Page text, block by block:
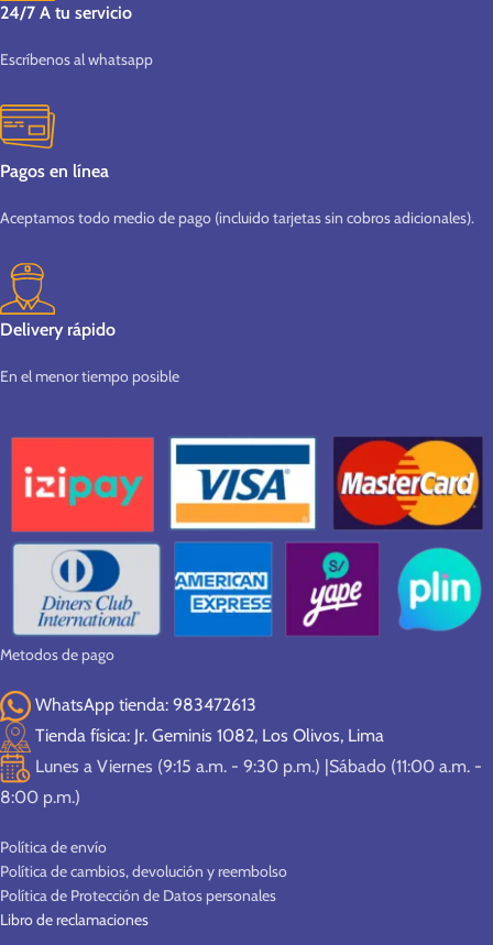
24/7 A tu servicio
Escríbenos al whatsapp
Pagos en línea
Aceptamos todo medio de pago (incluido tarjetas sin cobros adicionales).
Delivery rápido
En el menor tiempo posible
Metodos de pago
WhatsApp tienda: 983472613
Tienda física: Jr. Geminis 1082, Los Olivos, Lima
Lunes a Viernes (9:15 a.m. - 9:30 p.m.) |Sábado (11:00 a.m. -
8:00 p.m.)
Política de envío
Política de cambios, devolución y reembolso
Política de Protección de Datos personales
Libro de reclamaciones